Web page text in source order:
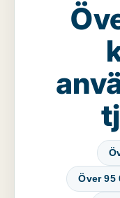
Över 95